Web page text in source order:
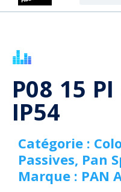
P08 15
IP54
Catégorie :
Passives, Pan
Marque : PAN